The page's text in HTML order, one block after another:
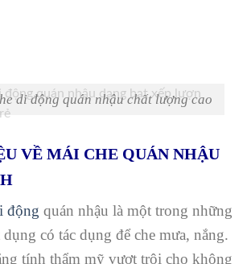
di động quán nhậu chất lượng cao
VỀ MÁI CHE QUÁN NHẬU
động quán nhậu là một trong những
có tác dụng để che mưa, nắng.
tính thẩm mỹ vượt trội cho không